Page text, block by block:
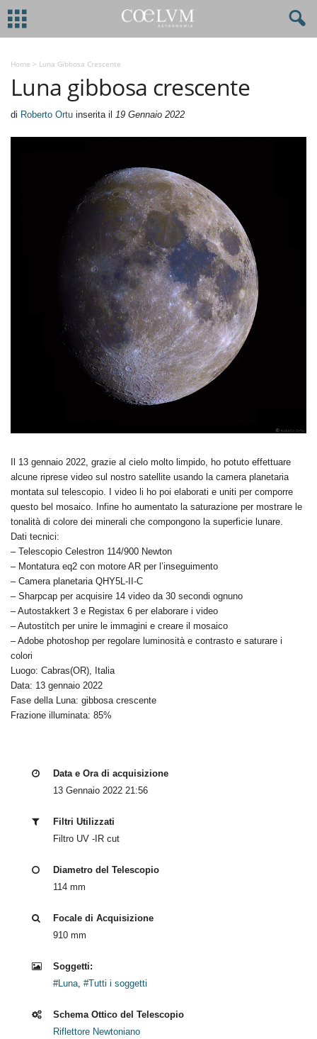
Home > Luna Gibbosa Crescente
Luna gibbosa crescente
di Roberto Ortu inserita il 19 Gennaio 2022
Il 13 gennaio 2022, grazie al cielo molto limpido, ho potuto effettuare
alcune riprese video sul nostro satellite usando la camera planetaria
montata sul telescopio. I video li ho poi elaborati e uniti per comporre
questo bel mosaico. Infine ho aumentato la saturazione per mostrare le
tonalità di colore dei minerali che compongono la superficie lunare.
Dati tecnici:
– Telescopio Celestron 114/900 Newton
– Montatura eq2 con motore AR per l’inseguimento
– Camera planetaria QHY5L-II-C
– Sharpcap per acquisire 14 video da 30 secondi ognuno
– Autostakkert 3 e Registax 6 per elaborare i video
– Autostitch per unire le immagini e creare il mosaico
– Adobe photoshop per regolare luminosità e contrasto e saturare i
colori
Luogo: Cabras(OR), Italia
Data: 13 gennaio 2022
Fase della Luna: gibbosa crescente
Frazione illuminata: 85%
Data e Ora di acquisizione
13 Gennaio 2022 21:56
Filtri Utilizzati
Filtro UV -IR cut
Diametro del Telescopio
114 mm
Focale di Acquisizione
910 mm
Soggetti:
#Luna, #Tutti i soggetti
Schema Ottico del Telescopio
Riflettore Newtoniano